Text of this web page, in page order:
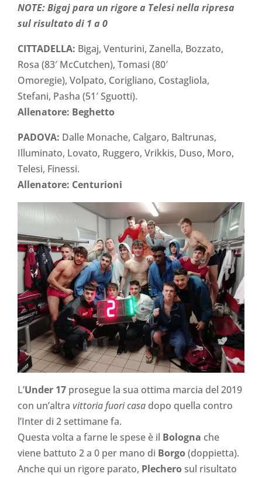
NOTE: Bigaj para un rigore a Telesi nella ripresa
sul risultato di 1 a 0
CITTADELLA: Bigaj, Venturini, Zanella, Bozzato,
Rosa (83′ McCutchen), Tomasi (80′
Omoregie), Volpato, Corigliano, Costagliola,
Stefani, Pasha (51′ Sguotti).
Allenatore: Beghetto
PADOVA: Dalle Monache, Calgaro, Baltrunas,
Illuminato, Lovato, Ruggero, Vrikkis, Duso, Moro,
Telesi, Finessi.
Allenatore: Centurioni
L’Under 17 prosegue la sua ottima marcia del 2019
con un’altra vittoria fuori casa dopo quella contro
l’Inter di 2 settimane fa.
Questa volta a farne le spese è il Bologna che
viene battuto 2 a 0 per mano di Borgo(doppietta).
Anche qui un rigore parato, Plecherosul risultato